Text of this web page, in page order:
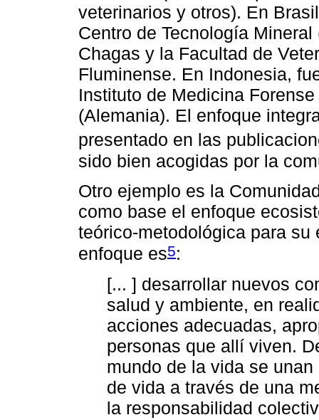
veterinarios y otros). En
Centro de Tecnología
Chagas y la Facultad de
Fluminense. En Indonesia,
Instituto de Medicina
(Alemania). El enfoque
presentado en las
sido bien acogidas por la
Otro ejemplo es la
como base el enfoque
teórico-metodológica para
enfoque es5:
[... ] desarrollar nuevos
salud y ambiente, en
acciones adecuadas,
personas que allí viven.
mundo de la vida se
de vida a través de una
la responsabilidad